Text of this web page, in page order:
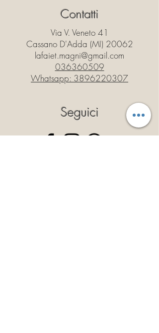
Contatti
Via V. Veneto 41
Cassano D'Adda (MI) 20062
lafaiet.magni@gmail.com
036360509
Whatsapp: 3896220307
Seguici